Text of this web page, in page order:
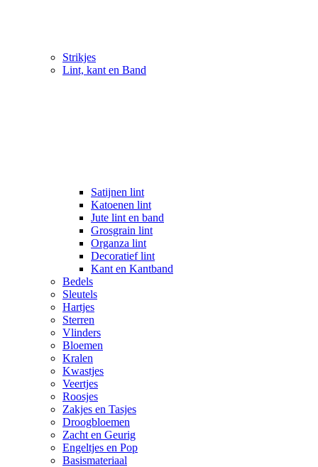
Strikjes
Lint, kant en Band
Satijnen lint
Katoenen lint
Jute lint en band
Grosgrain lint
Organza lint
Decoratief lint
Kant en Kantband
Bedels
Sleutels
Hartjes
Sterren
Vlinders
Bloemen
Kralen
Kwastjes
Veertjes
Roosjes
Zakjes en Tasjes
Droogbloemen
Zacht en Geurig
Engeltjes en Pop
Basismateriaal